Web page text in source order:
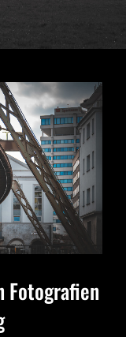
Fotografien